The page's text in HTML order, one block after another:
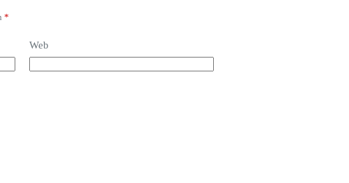
*
Web